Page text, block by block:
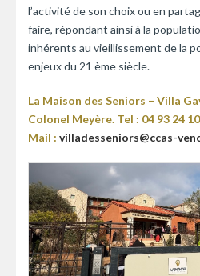
l’activité de son choix ou en
faire, répondant ainsi à la
inhérents au vieillissement de la
enjeux du 21 ème siècle.
La Maison des Seniors – Villa
Colonel Meyère. Tel : 04 93 24
Mail : villadesseniors@ccas-